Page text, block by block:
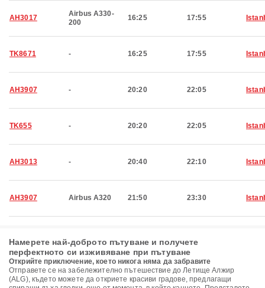
AH3017
Airbus A330-
200
16:25 17:55
TK8671 - 16:25 17:55
AH3907 - 20:20 22:05
TK655 - 20:20 22:05
AH3013 - 20:40 22:10
AH3907 Airbus A320 21:50 23:30
Намерете най-доброто пътуване и получете
перфектното си изживяване при пътуване
Открийте приключение, което никога няма да забравите
Отправете се на забележително пътешествие до Летище Алжир
(ALG), където можете да откриете красиви градове, предлагащи